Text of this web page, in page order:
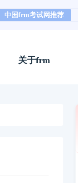
中国frm考试网推荐
关于frm